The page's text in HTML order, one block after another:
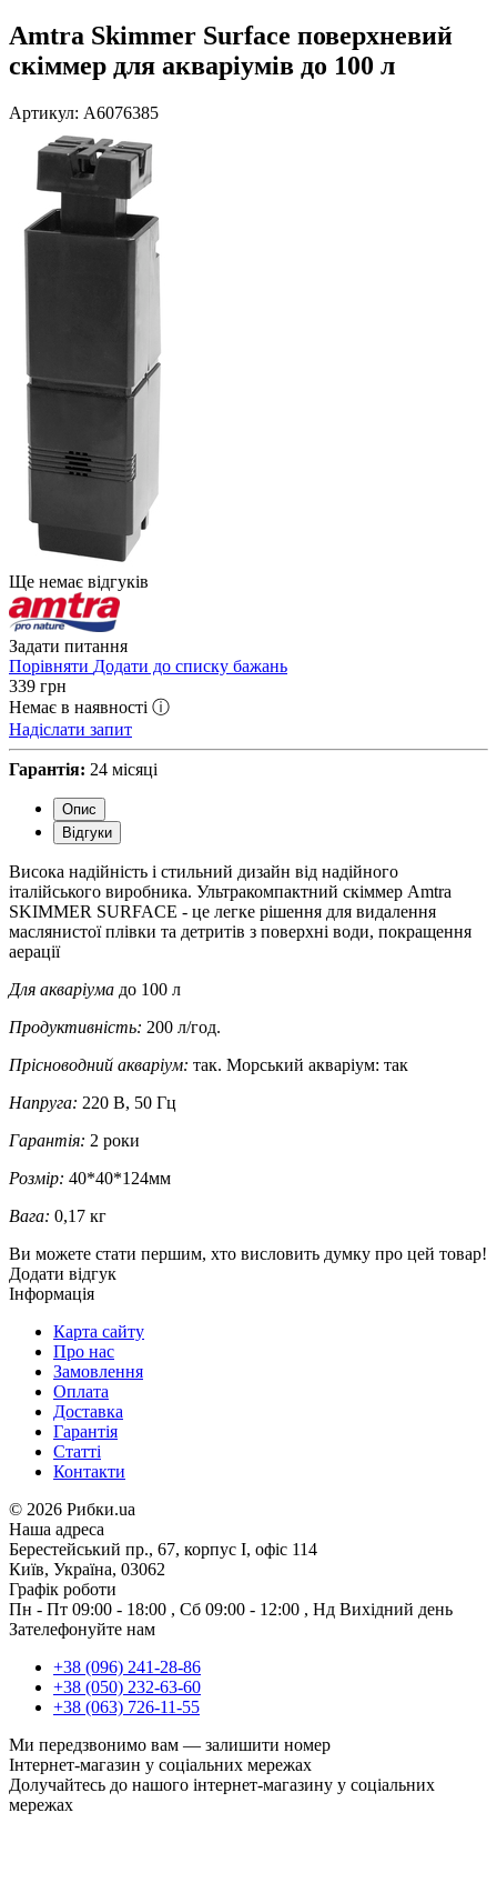
Amtra Skimmer Surface поверхневий
скіммер для акваріумів до 100 л
Артикул: A6076385
Ще немає відгуків
Задати питання
Порівняти Додати до списку бажань
339 грн
Немає в наявності ⓘ
Надіслати запит
Гарантія: 24 місяці
Опис
Відгуки
Висока надійність і стильний дизайн від надійного
італійського виробника. Ультракомпактний скіммер Amtra
SKIMMER SURFACE - це легке рішення для видалення
маслянистої плівки та детритів з поверхні води, покращення
аерації
Для акваріума до 100 л
Продуктивність: 200 л/год.
Прісноводний акваріум: так. Морський акваріум: так
Напруга: 220 В, 50 Гц
Гарантія: 2 роки
Розмір: 40*40*124мм
Вага: 0,17 кг
Ви можете стати першим, хто висловить думку про цей товар!
Додати відгук
Інформація
Карта сайту
Про нас
Замовлення
Оплата
Доставка
Гарантія
Статті
Контакти
© 2026 Рибки.ua
Наша адреса
Берестейський пр., 67, корпус І, офіс 114
Київ, Україна, 03062
Графік роботи
Пн - Пт 09:00 - 18:00 , Сб 09:00 - 12:00 , Нд Вихідний день
Зателефонуйте нам
+38 (096) 241-28-86
+38 (050) 232-63-60
+38 (063) 726-11-55
Ми передзвонимо вам — залишити номер
Інтернет-магазин у соціальних мережах
Долучайтесь до нашого інтернет-магазину у соціальних
мережах